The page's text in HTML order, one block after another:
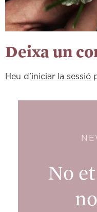
Deixa un
Heu d'iniciar la sessió
No